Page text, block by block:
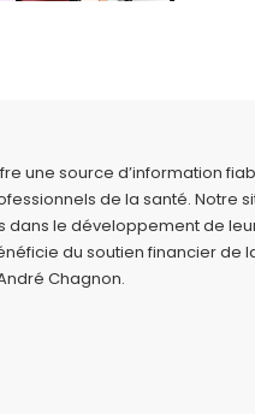
une source d’information
de la santé. Notre
dans le développement de
du soutien financier de
Chagnon.